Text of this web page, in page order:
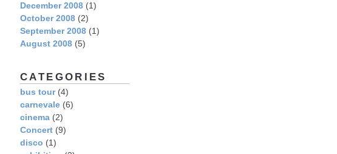
December 2008 (1)
October 2008 (2)
September 2008 (1)
August 2008 (5)
CATEGORIES
bus tour(4)
carnevale (6)
cinema (2)
Concert (9)
disco (1)